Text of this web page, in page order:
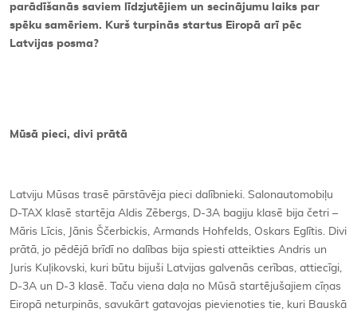
parādīšanās saviem līdzjutējiem un secinājumu laiks par
spēku samēriem. Kurš turpinās startus Eiropā arī pēc
Latvijas posma?
Mūsā pieci, divi prātā
Latviju Mūsas trasē pārstāvēja pieci dalībnieki. Salonautomobiļu
D-TAX klasē startēja Aldis Zēbergs, D-3A bagiju klasē bija četri –
Māris Līcis, Jānis Ščerbickis, Armands Hohfelds, Oskars Eglītis. Divi
prātā, jo pēdējā brīdī no dalības bija spiesti atteikties Andris un
Juris Kuļikovski, kuri būtu bijuši Latvijas galvenās cerības, attiecīgi,
D-3A un D-3 klasē. Taču viena daļa no Mūsā startējušajiem cīņas
Eiropā neturpinās, savukārt gatavojas pievienoties tie, kuri Bauskā